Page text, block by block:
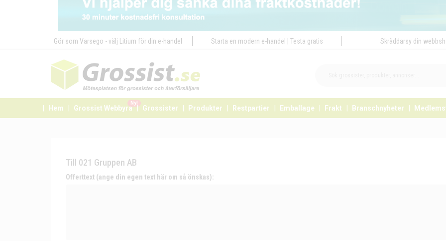
Gör som Varsego - välj Litium för din e-handel Starta en modern e-handel | Testa gratis Skräddarsy din
Hem Grossist Webbyrå
Ny!
Grossister Produkter Restpartier Emballage Frakt Branschnyheter
Till 021 Gruppen AB
Offerttext (ange din egen text här om så önskas):